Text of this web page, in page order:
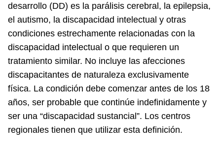
desarrollo (DD) es la parálisis cerebral, la epilepsia,
el autismo, la discapacidad intelectual y otras
condiciones estrechamente relacionadas con la
discapacidad intelectual o que requieren un
tratamiento similar. No incluye las afecciones
discapacitantes de naturaleza exclusivamente
física. La condición debe comenzar antes de los 18
años, ser probable que continúe indefinidamente y
ser una “discapacidad sustancial”. Los centros
regionales tienen que utilizar esta definición.